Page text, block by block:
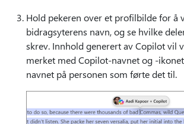
Hold pekeren over et profilbilde for å
bidragsyterens navn, og se hvilke
skrev. Innhold generert av Copilot vil
merket med Copilot-navnet og -
navnet på personen som førte det til.